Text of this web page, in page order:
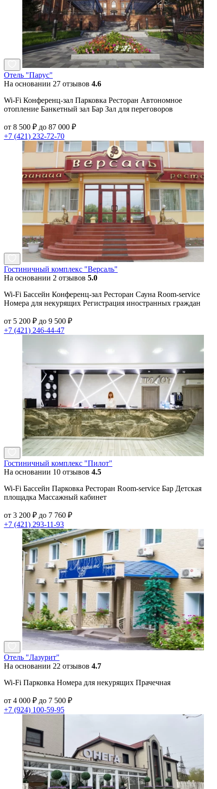
Отель "Парус"
На основании 27 отзывов 4.6
Wi-Fi Конференц-зал Парковка Ресторан Автономное
отопление Банкетный зал Бар Зал для переговоров
от 8 500 ₽ до 87 000 ₽
+7 (421) 232-72-70
Гостиничный комплекс "Версаль"
На основании 2 отзывов 5.0
Wi-Fi Бассейн Конференц-зал Ресторан Сауна Room-service
Номера для некурящих Регистрация иностранных граждан
от 5 200 ₽ до 9 500 ₽
+7 (421) 246-44-47
Гостиничный комплекс "Пилот"
На основании 10 отзывов 4.5
Wi-Fi Бассейн Парковка Ресторан Room-service Бар Детская
площадка Массажный кабинет
от 3 200 ₽ до 7 760 ₽
+7 (421) 293-11-93
Отель "Лазурит"
На основании 22 отзывов 4.7
Wi-Fi Парковка Номера для некурящих Прачечная
от 4 000 ₽ до 7 500 ₽
+7 (924) 100-59-95